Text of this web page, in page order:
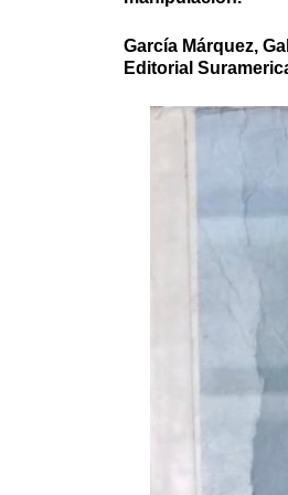
García Márquez,
Editorial